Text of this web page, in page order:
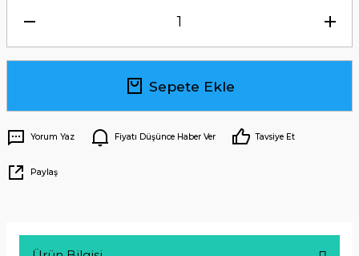
Sepete Ekle
Yorum Yaz Fiyatı Düşünce Haber Ver Tavsiye Et
Paylaş